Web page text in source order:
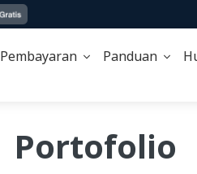
Pembayaran Panduan
Portofolio